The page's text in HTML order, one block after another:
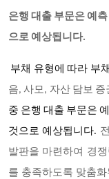
은행 대출 부문은 예
으로 예상됩니다.
부채 유형에 따라 부
음, 사모, 자산 담보
중 은행 대출 부문은
것으로 예상됩니다.
발판을 마련하여 경
를 충족하도록 맞춤